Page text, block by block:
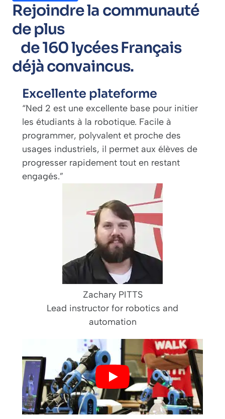
Rejoindre la communauté
de plus
de 160 lycées Français
déjà convaincus.
Excellente plateforme
“Ned 2 est une excellente base pour initier
les étudiants à la robotique. Facile à
programmer, polyvalent et proche des
usages industriels, il permet aux élèves de
progresser rapidement tout en restant
engagés.”
Zachary PITTS
Lead instructor for robotics and
automation